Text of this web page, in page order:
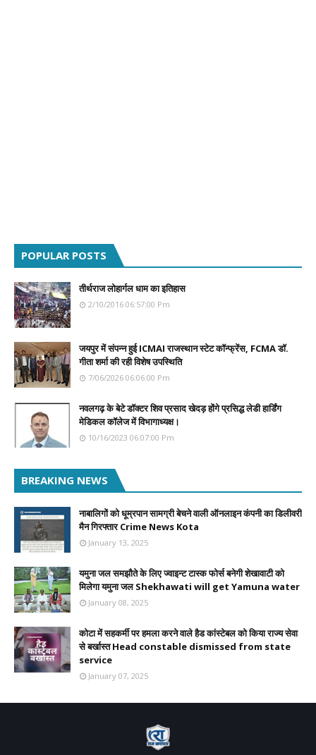
POPULAR POSTS
तीर्थराज लोहार्गल धाम का इतिहास
2/10/2016 06:57:00 Pm
जयपुर में संपन्न हुई ICMAI राजस्थान स्टेट कॉन्फ्रेंस, FCMA डॉ.
गीता शर्मा की रही विशेष उपस्थिति
7/06/2026 06:06:00 Pm
नवलगढ़ के बेटे डॉक्टर शिव प्रसाद खेदड़ होंगे प्रसिद्ध लेडी हार्डिंग
मेडिकल कॉलेज में विभागाध्यक्ष।
10/16/2023 06:07:00 Pm
BREAKING NEWS
नाबालिगों को धूम्रपान सामग्री बेचने वाली ऑनलाइन कंपनी का डिलीवरी
मैन गिरफ्तार Crime News Kota
January 13, 2025
यमुना जल समझौते के लिए ज्वाइन्ट टास्क फोर्स बनेगी शेखावाटी को
मिलेगा यमुना जल Shekhawati will get Yamuna water
January 08, 2025
कोटा में सहकर्मी पर हमला करने वाले हैड कांस्टेबल को किया राज्य सेवा
से बर्खास्त Head constable dismissed from state
service
January 07, 2025